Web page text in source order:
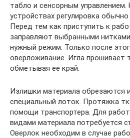
табло и сенсорным управлением.
устройствах регулировка
Перед тем как приступить к
заправляют выбранными
нужный режим. Только после
оверложивание. Игла прошивает
обметывая ее край.
Излишки материала обрезаются
специальный лоток. Протяжка
помощи транспортера. Для
видами материала потребуется
Оверлок необходим в случае